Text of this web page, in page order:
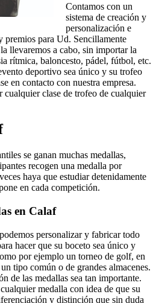
Contamos con un
sistema de creación y
personalización e
para Ud. Sencillamente
llevaremos a cabo, sin importar la
rítmica, baloncesto, pádel, fútbol, etc.
deportivo sea único y su trofeo
en contacto con nuestra empresa.
cualquier clase de trofeo de cualquier
se ganan muchas medallas,
recogen una medalla por
haya que estudiar detenidamente
en cada competición.
en Calaf
personalizar y fabricar todo
hacer que su boceto sea único y
por ejemplo un torneo de golf, en
tipo común o de grandes almacenes.
de las medallas sea tan importante.
medalla con idea de que su
y distinción que sin duda